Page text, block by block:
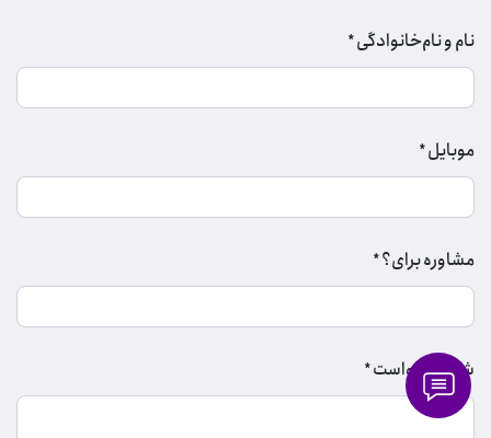
نام و نام‌خانوادگی*
موبایل*
مشاوره برای؟*
شرح درخواست*